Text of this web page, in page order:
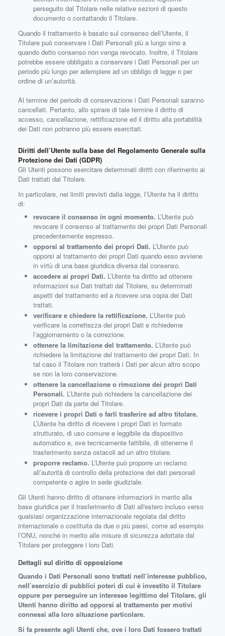
perseguito dal Titolare nelle relative sezioni di questo
documento o contattando il Titolare.
Quando il trattamento è basato sul consenso dell’Utente, il
Titolare può conservare i Dati Personali più a lungo sino a
quando detto consenso non venga revocato. Inoltre, il Titolare
potrebbe essere obbligato a conservare i Dati Personali per un
periodo più lungo per adempiere ad un obbligo di legge o per
ordine di un’autorità.
Al termine del periodo di conservazione i Dati Personali saranno
cancellati. Pertanto, allo spirare di tale termine il diritto di
accesso, cancellazione, rettificazione ed il diritto alla portabilità
dei Dati non potranno più essere esercitati.
Diritti dell’Utente sulla base del Regolamento Generale sulla
Protezione dei Dati (GDPR)
Gli Utenti possono esercitare determinati diritti con riferimento ai
Dati trattati dal Titolare.
In particolare, nei limiti previsti dalla legge, l’Utente ha il diritto
di:
revocare il consenso in ogni momento. L’Utente può
revocare il consenso al trattamento dei propri Dati Personali
precedentemente espresso.
opporsi al trattamento dei propri Dati. L’Utente può
opporsi al trattamento dei propri Dati quando esso avviene
in virtù di una base giuridica diversa dal consenso.
accedere ai propri Dati. L’Utente ha diritto ad ottenere
informazioni sui Dati trattati dal Titolare, su determinati
aspetti del trattamento ed a ricevere una copia dei Dati
trattati.
verificare e chiedere la rettificazione. L’Utente può
verificare la correttezza dei propri Dati e richiederne
l’aggiornamento o la correzione.
ottenere la limitazione del trattamento. L’Utente può
richiedere la limitazione del trattamento dei propri Dati. In
tal caso il Titolare non tratterà i Dati per alcun altro scopo
se non la loro conservazione.
ottenere la cancellazione o rimozione dei propri Dati
Personali. L’Utente può richiedere la cancellazione dei
propri Dati da parte del Titolare.
ricevere i propri Dati o farli trasferire ad altro titolare.
L’Utente ha diritto di ricevere i propri Dati in formato
strutturato, di uso comune e leggibile da dispositivo
automatico e, ove tecnicamente fattibile, di ottenerne il
trasferimento senza ostacoli ad un altro titolare.
proporre reclamo. L’Utente può proporre un reclamo
all’autorità di controllo della protezione dei dati personali
competente o agire in sede giudiziale.
Gli Utenti hanno diritto di ottenere informazioni in merito alla
base giuridica per il trasferimento di Dati all'estero incluso verso
qualsiasi organizzazione internazionale regolata dal diritto
internazionale o costituita da due o più paesi, come ad esempio
l’ONU, nonché in merito alle misure di sicurezza adottate dal
Titolare per proteggere i loro Dati.
Dettagli sul diritto di opposizione
Quando i Dati Personali sono trattati nell’interesse pubblico,
nell’esercizio di pubblici poteri di cui è investito il Titolare
oppure per perseguire un interesse legittimo del Titolare, gli
Utenti hanno diritto ad opporsi al trattamento per motivi
connessi alla loro situazione particolare.
Si fa presente agli Utenti che, ove i loro Dati fossero trattati